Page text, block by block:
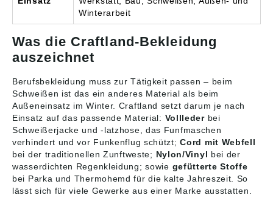
Winterarbeit
Was die Craftland-Bekleidung
auszeichnet
Berufsbekleidung muss zur Tätigkeit passen – beim
Schweißen ist das ein anderes Material als beim
Außeneinsatz im Winter. Craftland setzt darum je nach
Einsatz auf das passende Material: Volllederbei
Schweißerjacke und -latzhose, das Funfmaschen
verhindert und vor Funkenflug schützt;Cord mit Webfell
bei der traditionellen Zunftweste; Nylon/Vinyl bei der
wasserdichten Regenkleidung; sowie gefütterte Stoffe
bei Parka und Thermohemd für die kalte Jahreszeit. So
lässt sich für viele Gewerke aus einer Marke ausstatten.